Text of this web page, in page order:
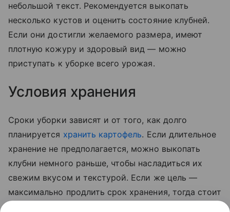
небольшой текст. Рекомендуется выкопать
несколько кустов и оценить состояние клубней.
Если они достигли желаемого размера, имеют
плотную кожуру и здоровый вид — можно
приступать к уборке всего урожая.
Условия хранения
Сроки уборки зависят и от того, как долго
планируется хранить картофель. Если длительное
хранение не предполагается, можно выкопать
клубни немного раньше, чтобы насладиться их
свежим вкусом и текстурой. Если же цель —
максимально продлить срок хранения, тогда стоит